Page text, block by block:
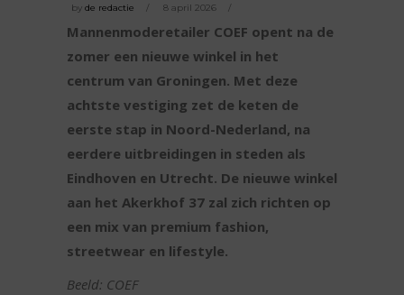
by de redactie 8 april 2026
Mannenmoderetailer COEF opent na de
zomer een nieuwe winkel in het
centrum van Groningen. Met deze
achtste vestiging zet de keten de
eerste stap in Noord-Nederland, na
eerdere uitbreidingen in steden als
Eindhoven en Utrecht. De nieuwe winkel
aan het Akerkhof 37 zal zich richten op
een mix van premium fashion,
streetwear en lifestyle.
Beeld: COEF